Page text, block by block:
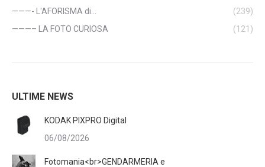
———- L'AFORISMA di…
(239)
———– LA FOTO CURIOSA
(121)
ULTIME NEWS
KODAK PIXPRO Digital
06/08/2026
Fotomania<br>GENDARMERIA e